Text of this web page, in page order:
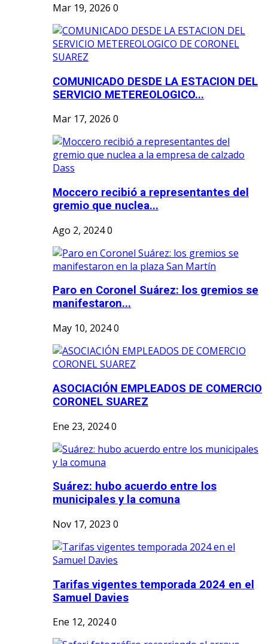
Mar 19, 2026 0
COMUNICADO DESDE LA ESTACION DEL
SERVICIO METEREOLOGICO...
Mar 17, 2026 0
Moccero recibió a representantes del
gremio que nuclea...
Ago 2, 20240
Paro en Coronel Suárez: los gremios se
manifestaron...
May 10, 20240
ASOCIACIÓN EMPLEADOS DE COMERCIO
CORONEL SUAREZ
Ene 23, 20240
Suárez: hubo acuerdo entre los
municipales y la comuna
Nov 17, 2023 0
Tarifas vigentes temporada 2024 en el
Samuel Davies
Ene 12, 20240